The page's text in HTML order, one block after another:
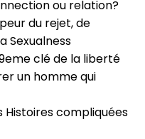
ou relation?
du rejet, de
Sexualness
clé de la liberté
un homme qui
Histoires compliquées